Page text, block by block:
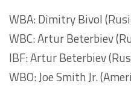
WBA: Dimitry Bivol
WBC: Artur Beterbiev
IBF: Artur Beterbiev
WBO: Joe Smith Jr.